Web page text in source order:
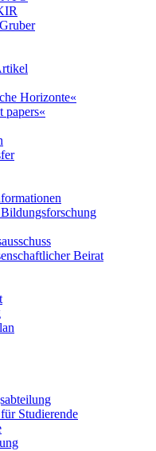
Horizonte«
papers«
Beirat
Studierende